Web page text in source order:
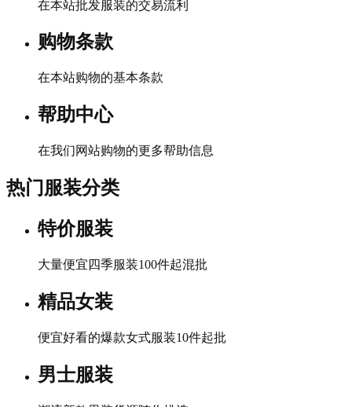
在本站批发服装的交易流利
购物条款
在本站购物的基本条款
帮助中心
在我们网站购物的更多帮助信息
热门服装分类
特价服装
大量便宜四季服装100件起混批
精品女装
便宜好看的爆款女式服装10件起批
男士服装